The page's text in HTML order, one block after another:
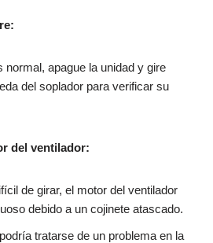
normal, apague la unidad y gire
del soplador para verificar su
del ventilador:
de girar, el motor del ventilador
debido a un cojinete atascado.
tratarse de un problema en la